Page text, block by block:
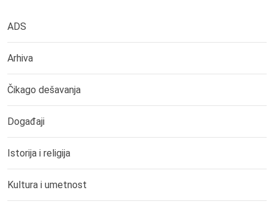
ADS
Arhiva
Čikago dešavanja
Događaji
Istorija i religija
Kultura i umetnost